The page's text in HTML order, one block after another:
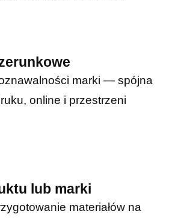
marki — spójna
online i przestrzeni
lub marki
materiałów na